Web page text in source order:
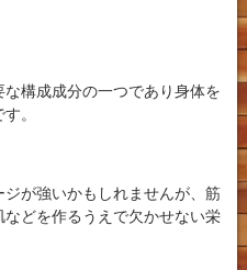
構成成分の一つであり身体を
。
が強いかもしれませんが、筋
どを作るうえで欠かせない栄